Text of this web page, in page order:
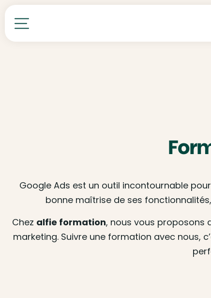
Google Ads est un outil incontournable
bonne maîtrise de ses
Chez alfie formation, nous vous proposons
marketing. Suivre une formation avec nous,